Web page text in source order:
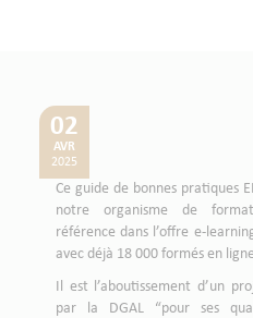
02
AVR
2025
Ce guide de bonnes pratiques
notre organisme de
référence dans l’offre e-
avec déjà 18 000 formés en
Il est l’aboutissement d’un
par la DGAL “pour ses